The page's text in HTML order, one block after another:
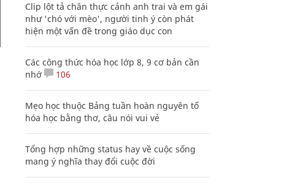
Clip lột tả chân thực cảnh anh trai và em gái
như 'chó với mèo', người tinh ý còn phát
hiện một vấn đề trong giáo dục con
Các công thức hóa học lớp 8, 9 cơ bản cần
nhớ
106
Mẹo học thuộc Bảng tuần hoàn nguyên tố
hóa học bằng thơ, câu nói vui vẻ
Tổng hợp những status hay về cuộc sống
mang ý nghĩa thay đổi cuộc đời